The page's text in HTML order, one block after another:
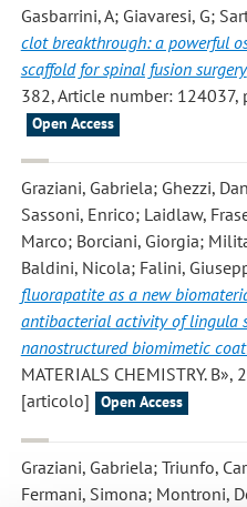
Gasbarrini, A; Giavaresi, G;
clot breakthrough: a powerful
scaffold for spinal fusion surgery
382, Article number: 124037,
Open Access
Graziani, Gabriela; Ghezzi,
Sassoni, Enrico; Laidlaw,
Marco; Borciani, Giorgia;
Baldini, Nicola; Falini,
fluorapatite as a new
antibacterial activity of lingula
nanostructured biomimetic
MATERIALS CHEMISTRY.
[articolo]
Open Access
Graziani, Gabriela; Triunfo,
Fermani, Simona; Montroni,